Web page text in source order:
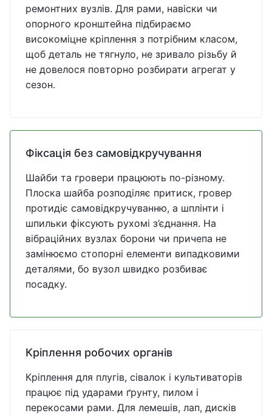
ремонтних вузлів. Для рами, навіски чи
опорного кронштейна підбираємо
високоміцне кріплення з потрібним класом,
щоб деталь не тягнуло, не зривало різьбу й
не довелося повторно розбирати агрегат у
сезон.
Фіксація без самовідкручування
Шайби та гровери працюють по-різному.
Плоска шайба розподіляє притиск, гровер
протидіє самовідкручуванню, а шплінти і
шпильки фіксують рухомі з’єднання. На
вібраційних вузлах борони чи причепа не
замінюємо стопорні елементи випадковими
деталями, бо вузол швидко розбиває
посадку.
Кріплення робочих органів
Кріплення для плугів, сівалок і культиваторів
працює під ударами ґрунту, пилом і
перекосами рами. Для лемешів, лап, дисків